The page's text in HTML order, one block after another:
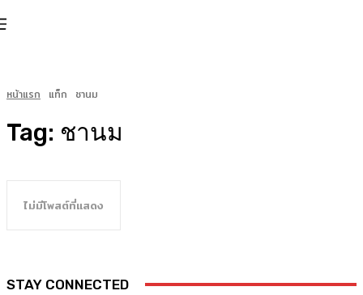
หน้าแรก แท็ก ชานม
Tag: ชานม
ไม่มีโพสต์ที่แสดง
STAY CONNECTED